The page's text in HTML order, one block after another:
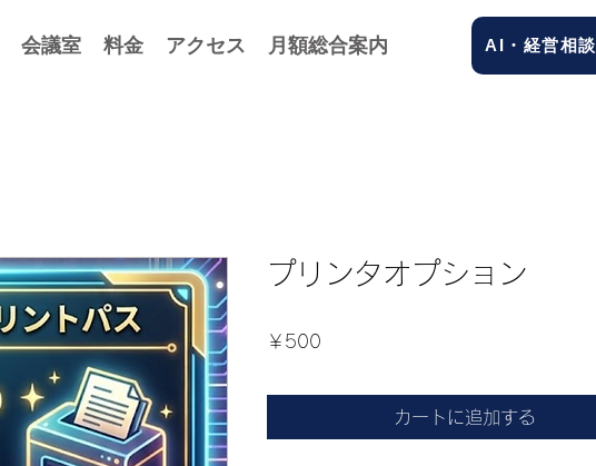
会議室 料金 アクセス 月額総合案内 AI・経営相談
プリンタオプション
￥500
カートに追加する